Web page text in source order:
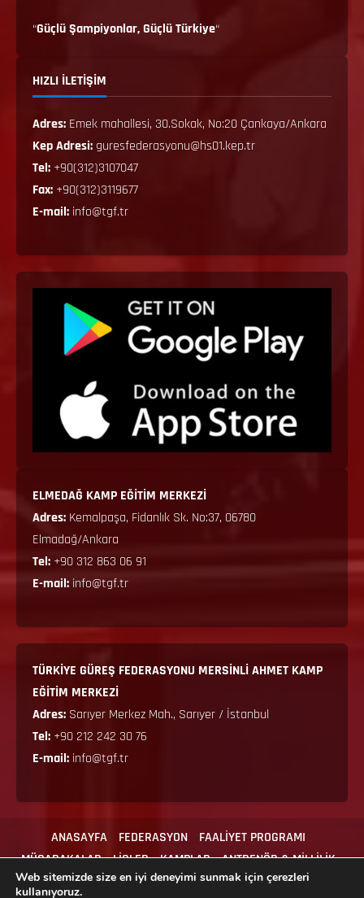
“Güçlü Şampiyonlar, Güçlü Türkiye“
HIZLI İLETİŞİM
Adres: Emek mahallesi, 30.Sokak, No:20 Çankaya/Ankara
Kep Adresi: guresfederasyonu@hs01.kep.tr
Tel: +90(312)3107047
Fax: +90(312)3119677
E-mail: info@tgf.tr
ELMEDAĞ KAMP EĞİTİM MERKEZİ
Adres: Kemalpaşa, Fidanlık Sk. No:37, 06780
Elmadağ/Ankara
Tel: +90 312 863 06 91
E-mail: info@tgf.tr
TÜRKİYE GÜREŞ FEDERASYONU MERSİNLİ AHMET KAMP
EĞİTİM MERKEZİ
Adres: Sarıyer Merkez Mah., Sarıyer / İstanbul
Tel: +90 212 242 30 76
E-mail: info@tgf.tr
ANASAYFA FEDERASYON
FAALİYET PROGRAMI
MÜSABAKALAR
LİGLER KAMPLAR
ANTRENÖR & MİLLİLİK
MEVZUAT
İLGİLİ FORMLAR İLETİŞİM
Web sitemizde size en iyi deneyimi sunmak için çerezleri
kullanıyoruz.